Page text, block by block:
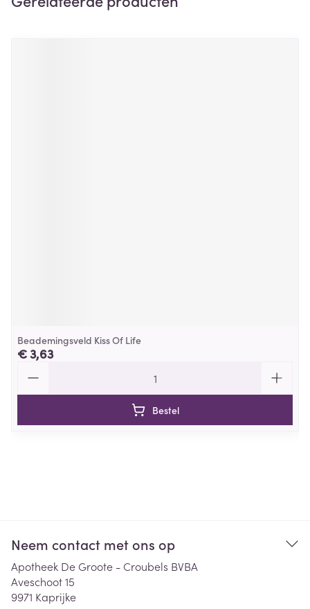
Beademingsveld Kiss Of Life
€ 3,63
Bestel
Neem contact met ons op
Apotheek De Groote - Croubels BVBA
Aveschoot 15
9971 Kaprijke